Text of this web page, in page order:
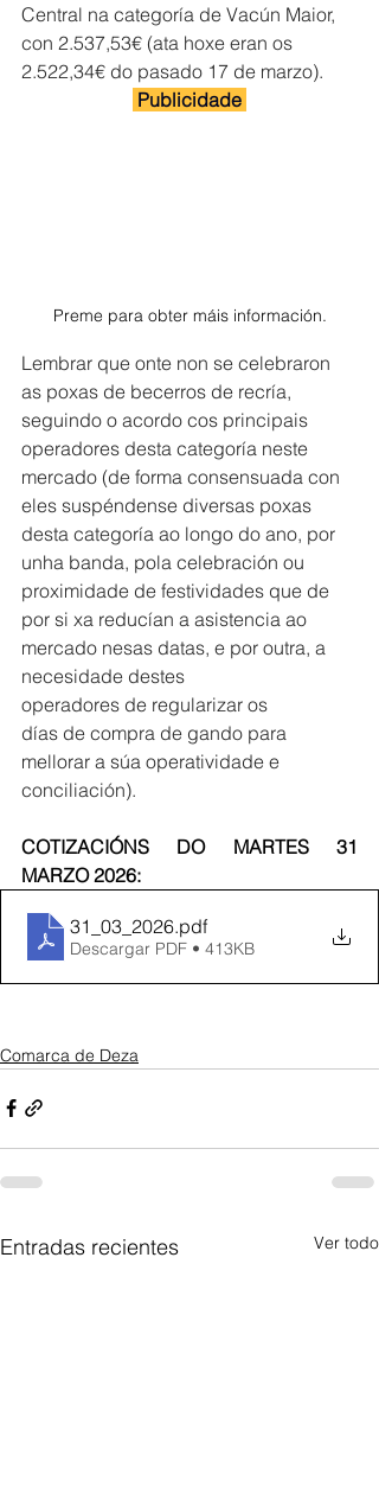
Central na categoría de Vacún Maior,
con 2.537,53€ (ata hoxe eran os
2.522,34€ do pasado 17 de marzo).
Publicidade
Preme para obter máis información.
Lembrar que onte non se celebraron
as poxas de becerros de recría,
seguindo o acordo cos principais
operadores desta categoría neste
mercado (de forma consensuada con
eles suspéndense diversas poxas
desta categoría ao longo do ano, por
unha banda, pola celebración ou
proximidade de festividades que de
por si xa reducían a asistencia ao
mercado nesas datas, e por outra, a
necesidade destes
operadores de regularizar os
días de compra de gando para
mellorar a súa operatividade e
conciliación).
COTIZACIÓNS DO MARTES 31
MARZO 2026:
31_03_2026.pdf
Descargar PDF • 413KB
Comarca de Deza
Entradas recientes Ver todo